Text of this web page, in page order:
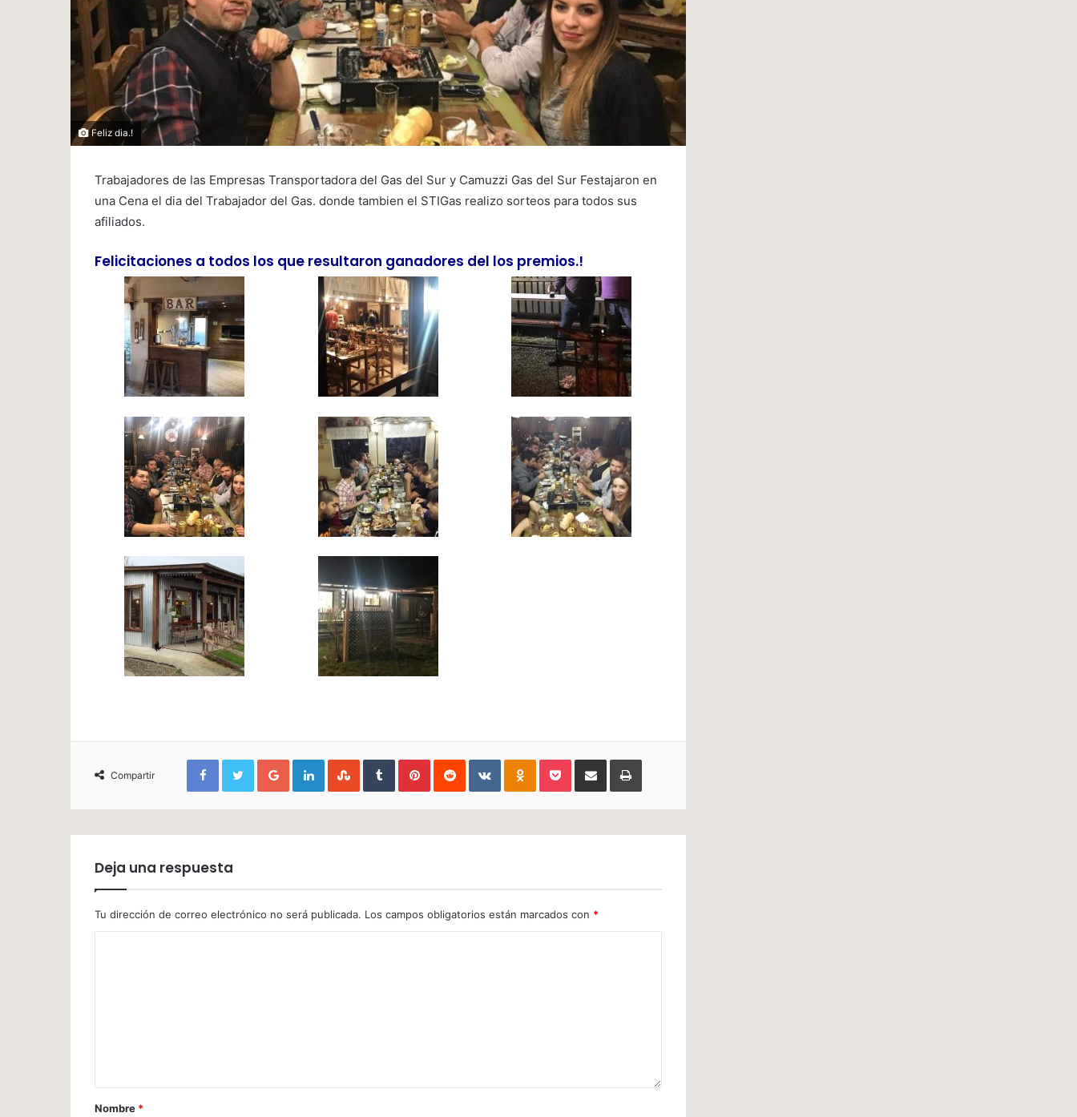
Feliz dia.!
Trabajadores de las Empresas Transportadora del Gas del Sur y Camuzzi Gas del Sur Festajaron en
una Cena el dia del Trabajador del Gas. donde tambien el STIGas realizo sorteos para todos sus
afiliados.
Felicitaciones a todos los que resultaron ganadores del los premios.!
Compartir
FacebookTwitterGoogle+LinkedInStumbleUpon
TumblrPinterestReddit VKontakteOdnoklassniki
PocketCompartirImprimir
Deja una respuesta
Tu dirección de correo electrónico no será publicada. Los campos obligatorios están marcados con *
Nombre *